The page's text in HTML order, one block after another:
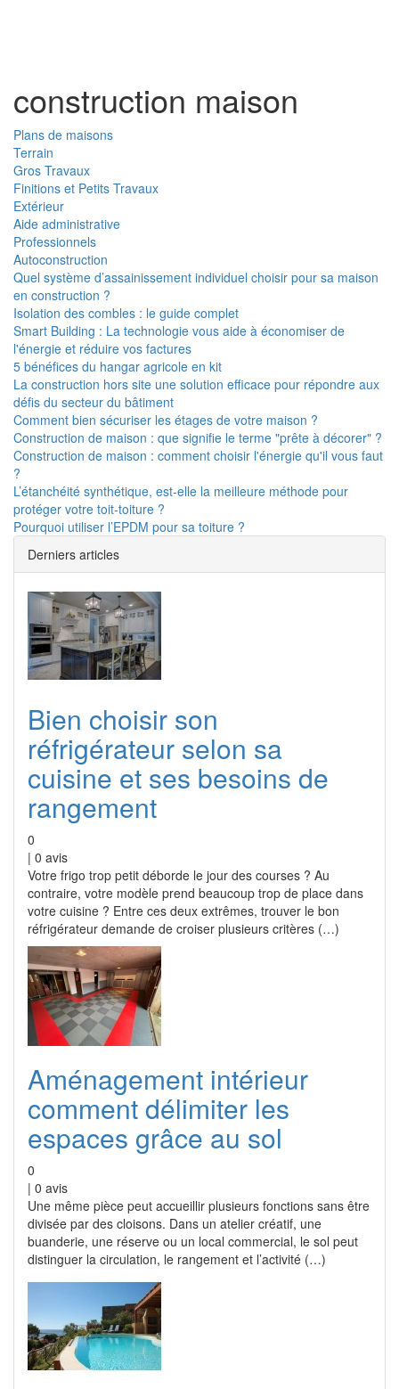
construction maison
Plans de maisons
Terrain
Gros Travaux
Finitions et Petits Travaux
Extérieur
Aide administrative
Professionnels
Autoconstruction
Quel système d’assainissement individuel choisir pour sa maison
en construction ?
Isolation des combles : le guide complet
Smart Building : La technologie vous aide à économiser de
l'énergie et réduire vos factures
5 bénéfices du hangar agricole en kit
La construction hors site une solution efficace pour répondre aux
défis du secteur du bâtiment
Comment bien sécuriser les étages de votre maison ?
Construction de maison : que signifie le terme "prête à décorer" ?
Construction de maison : comment choisir l'énergie qu'il vous faut
?
L’étanchéité synthétique, est-elle la meilleure méthode pour
protéger votre toit-toiture ?
Pourquoi utiliser l’EPDM pour sa toiture ?
Derniers articles
Bien choisir son
réfrigérateur selon sa
cuisine et ses besoins de
rangement
0
| 0 avis
Votre frigo trop petit déborde le jour des courses ? Au
contraire, votre modèle prend beaucoup trop de place dans
votre cuisine ? Entre ces deux extrêmes, trouver le bon
réfrigérateur demande de croiser plusieurs critères (…)
Aménagement intérieur
comment délimiter les
espaces grâce au sol
0
| 0 avis
Une même pièce peut accueillir plusieurs fonctions sans être
divisée par des cloisons. Dans un atelier créatif, une
buanderie, une réserve ou un local commercial, le sol peut
distinguer la circulation, le rangement et l’activité (…)